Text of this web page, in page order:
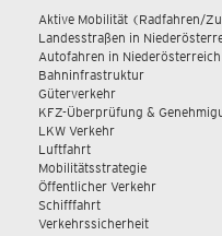
Aktive Mobilität (Radfahren/
Landesstraßen in
Autofahren in Niederösterreich
Bahninfrastruktur
Güterverkehr
KFZ-Überprüfung &
LKW Verkehr
Luftfahrt
Mobilitätsstrategie
Öffentlicher Verkehr
Schifffahrt
Verkehrssicherheit